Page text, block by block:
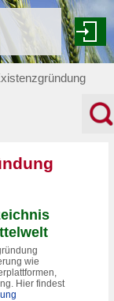
wie
Hier findest